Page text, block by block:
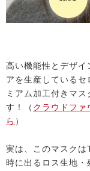
高い機能性とデザイ
アを生産している
ミアム加工付きマ
す！（ クラウドフ
ら ）
実は、このマスク
時に出るロス生地・